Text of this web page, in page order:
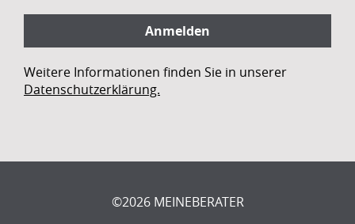
Weitere Informationen finden Sie in unserer
Datenschutzerklärung.
©2026 MEINEBERATER